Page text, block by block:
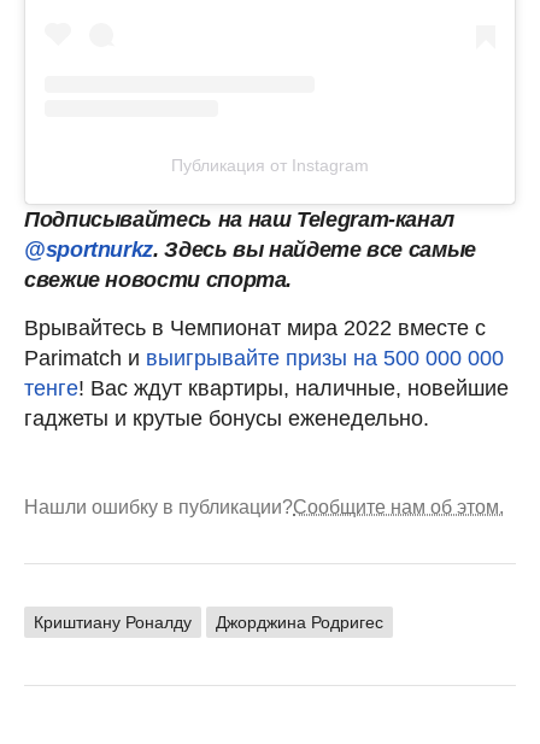
Публикация от Instagram
Подписывайтесь на наш Telegram-канал
@sportnurkz. Здесь вы найдете все самые
свежие новости спорта.
Врывайтесь в Чемпионат мира 2022 вместе с
Parimatch и выигрывайте призы на 500 000 000
тенге! Вас ждут квартиры, наличные, новейшие
гаджеты и крутые бонусы еженедельно.
Нашли ошибку в публикации?Сообщите нам об этом.
Криштиану Роналду Джорджина Родригес